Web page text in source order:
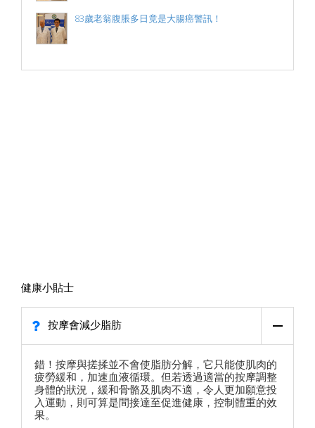
83歲老翁腹脹多日竟是大腸癌警訊！
健康小貼士
按摩會減少脂肪
錯！按摩與搓揉並不會使脂肪分解，它只能使肌肉的
疲勞緩和，加速血液循環。但若透過適當的按摩調整
身體的狀況，緩和骨骼及肌肉不適，令人更加願意投
入運動，則可算是間接達至促進健康，控制體重的效
果。